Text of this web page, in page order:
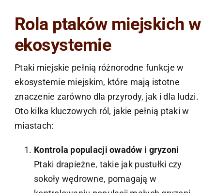
Rola ptaków miejskich w
ekosystemie
Ptaki miejskie pełnią różnorodne funkcje w
ekosystemie miejskim, które mają istotne
znaczenie zarówno dla przyrody, jak i dla ludzi.
Oto kilka kluczowych ról, jakie pełnią ptaki w
miastach:
Kontrola populacji owadów i gryzoni
Ptaki drapieżne, takie jak pustułki czy
sokoły wędrowne, pomagają w